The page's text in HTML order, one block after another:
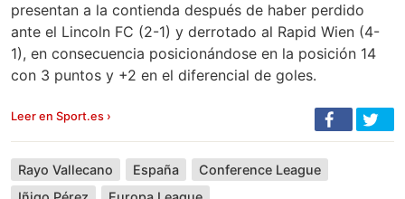
presentan a la contienda después de haber perdido
ante el Lincoln FC (2-1) y derrotado al Rapid Wien (4-
1), en consecuencia posicionándose en la posición 14
con 3 puntos y +2 en el diferencial de goles.
Leer en Sport.es ›
Rayo Vallecano España
Conference League